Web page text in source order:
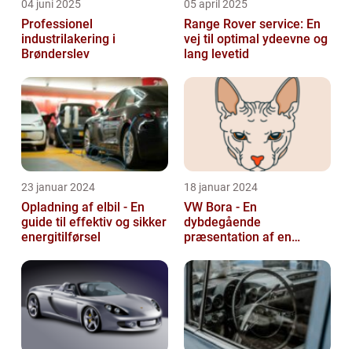
04 juni 2025
Professionel
industrilakering i
Brønderslev
05 april 2025
Range Rover service: En
vej til optimal ydeevne og
lang levetid
23 januar 2024
Opladning af elbil - En
guide til effektiv og sikker
energitilførsel
18 januar 2024
VW Bora - En
dybdegående
præsentation af en